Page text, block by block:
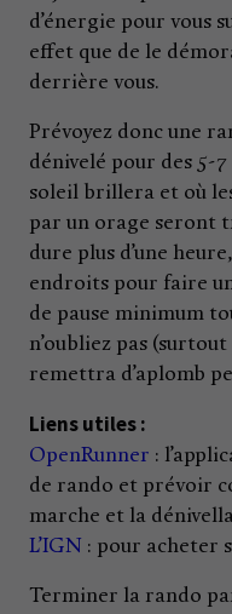
d’énergie pour vous
effet que de le
derrière vous.
Prévoyez donc une
dénivelé pour des 5-
soleil brillera et où
par un orage seront
dure plus d’une
endroits pour faire
de pause minimum
n’oubliez pas
remettra d’aplomb
Liens utiles :
OpenRunner :
de rando et prévoir
marche et la
L’IGN : pour acheter
Terminer la rando